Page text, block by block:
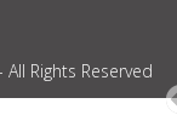
Rights Reserved